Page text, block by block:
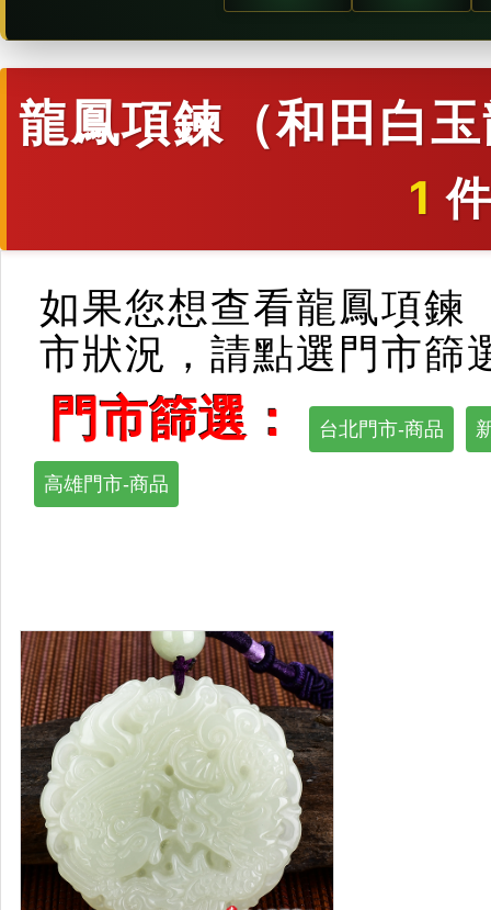
龍鳳項鍊（和田白
1
如果您想查看龍鳳項鍊
市狀況，請點選門市篩
門市篩選： 台北門市-商品
高雄門市-商品